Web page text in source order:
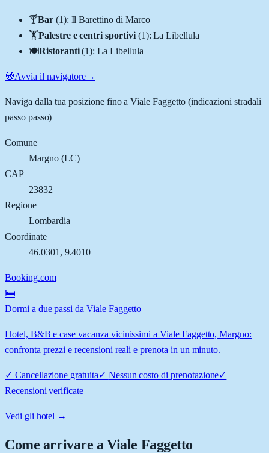
🍸Bar (1): Il Barettino di Marco
🏋️Palestre e centri sportivi (1):La Libellula
🍽️Ristoranti (1):La Libellula
🧭Avvia il navigatore→
Naviga dalla tua posizione fino aViale Faggetto(indicazioni stradali
passo passo)
Comune
Margno(LC)
CAP
23832
Regione
Lombardia
Coordinate
46.0301 , 9.4010
Booking.com
🛏️
Dormi a due passi da Viale Faggetto
Hotel, B&B e case vacanza vicinissimi a Viale Faggetto, Margno:
confronta prezzi e recensioni reali e prenota in un minuto.
✓ Cancellazione gratuita✓ Nessun costo di prenotazione✓
Recensioni verificate
Vedi gli hotel →
Come arrivare aViale Faggetto